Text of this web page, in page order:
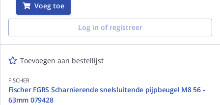
Voeg toe
Log in of registreer
Toevoegen aan bestellijst
FISCHER
Fischer FGRS Scharnierende snelsluitende pijpbeugel M8 56 -
63mm 079428